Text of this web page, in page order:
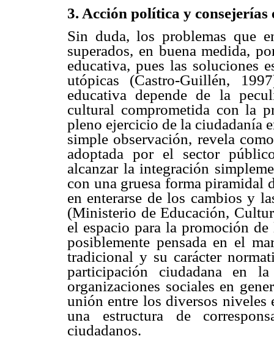
3. Acción política y consejerías
Sin duda, los problemas que
superados, en buena medida,
educativa, pues las soluciones
utópicas (Castro-Guillén,
educativa depende de la
cultural comprometida con la
pleno ejercicio de la ciudadanía
simple observación, revela
adoptada por el sector
alcanzar la integración
con una gruesa forma piramidal
en enterarse de los cambios y
(Ministerio de Educación,
el espacio para la promoción
posiblemente pensada en el
tradicional y su carácter
participación ciudadana en
organizaciones sociales en
unión entre los diversos niveles
una estructura de
ciudadanos.